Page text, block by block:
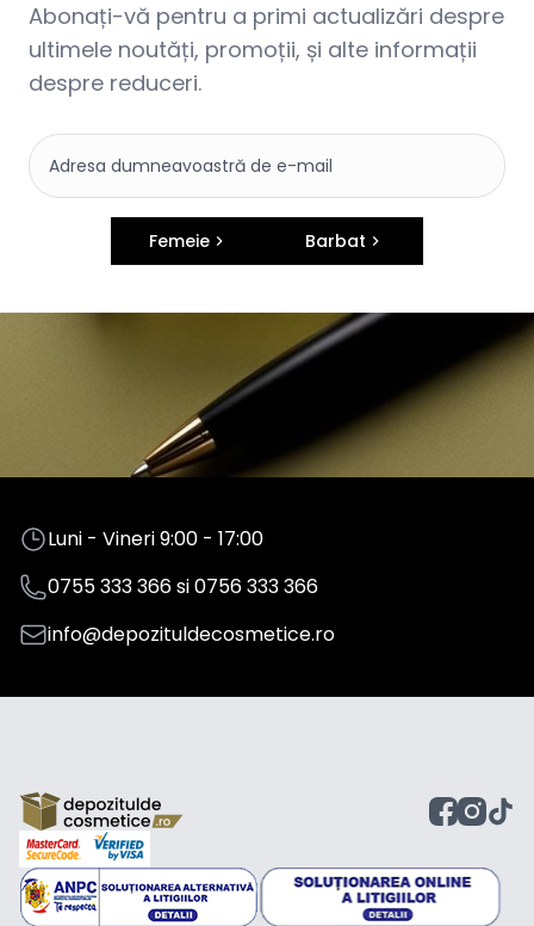
Abonați-vă pentru a primi actualizări despre
ultimele noutăți, promoții, și alte informații
despre reduceri.
Femeie Barbat
Luni - Vineri 9:00 - 17:00
0755 333 366si0756 333 366
info@depozituldecosmetice.ro